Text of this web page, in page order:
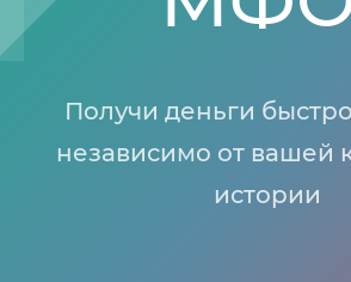
Получи деньги
независимо от вашей
истории